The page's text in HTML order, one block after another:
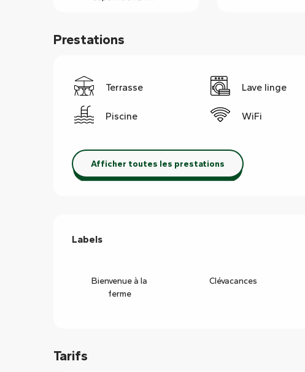
Prestations
Terrasse Lave linge
Piscine WiFi
Afficher toutes les prestations
Offres de prestations
Labels
Labels
Bienvenue à la
ferme
Clévacances
Tarifs